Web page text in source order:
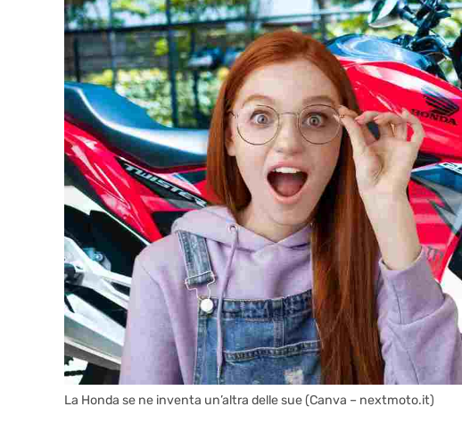
La Honda se ne inventa un’altra delle sue (Canva – nextmoto.it)